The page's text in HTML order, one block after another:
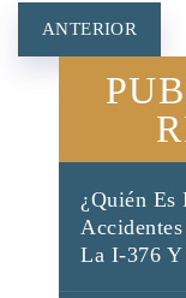
DE
ANTERIOR
¿Quién Es
La I-376 Y